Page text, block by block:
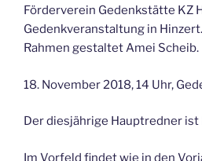
Förderverein Gedenkstätte KZ
Gedenkveranstaltung in
Rahmen gestaltet Amei Scheib.
18. November 2018, 14 Uhr,
Der diesjährige Hauptredner ist
Im Vorfeld findet wie in den